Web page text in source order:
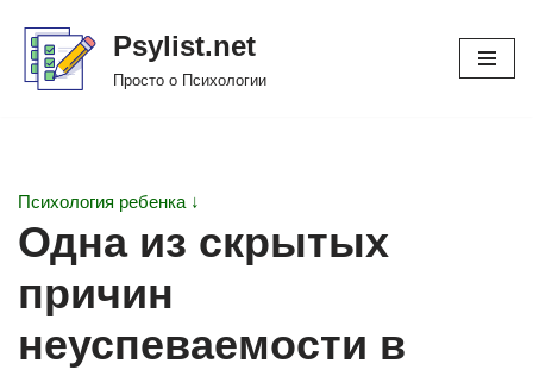
Перейти
Psylist.net
Просто о Психологии
Психология ребенка ↓
Одна из скрытых
причин
неуспеваемости в